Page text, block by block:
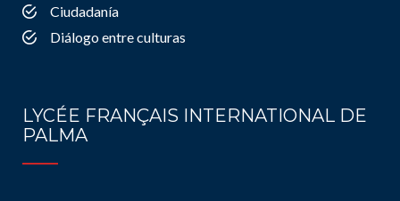
Ciudadanía
Diálogo entre culturas
LYCÉE FRANÇAIS INTERNATIONAL DE
PALMA